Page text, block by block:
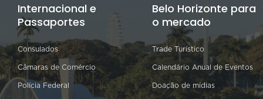
Internacional e
Passaportes
Consulados
Câmaras de Comércio
Polícia Federal
Belo Horizonte para
o mercado
Trade Turístico
Calendário Anual de Eventos
Doação de mídias